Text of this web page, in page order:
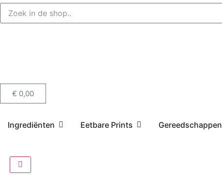
€ 0,00
Ingrediënten Eetbare Prints Gereedschappen